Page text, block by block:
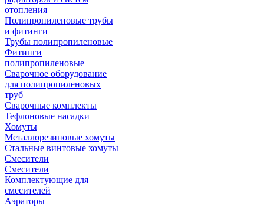
отопления
Полипропиленовые трубы
и фитинги
Трубы полипропиленовые
Фитинги
полипропиленовые
Сварочное оборудование
для полипропиленовых
труб
Сварочные комплекты
Тефлоновые насадки
Хомуты
Металлорезиновые хомуты
Стальные винтовые хомуты
Смесители
Смесители
Комплектующие для
смесителей
Аэраторы